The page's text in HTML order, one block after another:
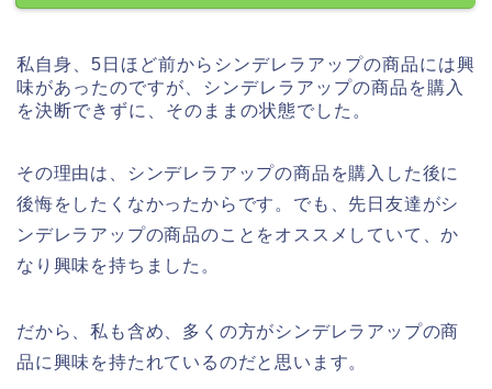
私自身、5日ほど前からシンデレラアップの商品には興
味があったのですが、シンデレラアップの商品を購入
を決断できずに、そのままの状態でした。
その理由は、シンデレラアップの商品を購入した後に
後悔をしたくなかったからです。でも、先日友達がシ
ンデレラアップの商品のことをオススメしていて、か
なり興味を持ちました。
だから、私も含め、多くの方がシンデレラアップの商
品に興味を持たれているのだと思います。